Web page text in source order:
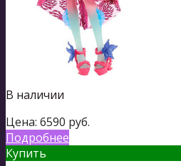
В наличии
Цена: 6590 руб.
Подробнее
Купить